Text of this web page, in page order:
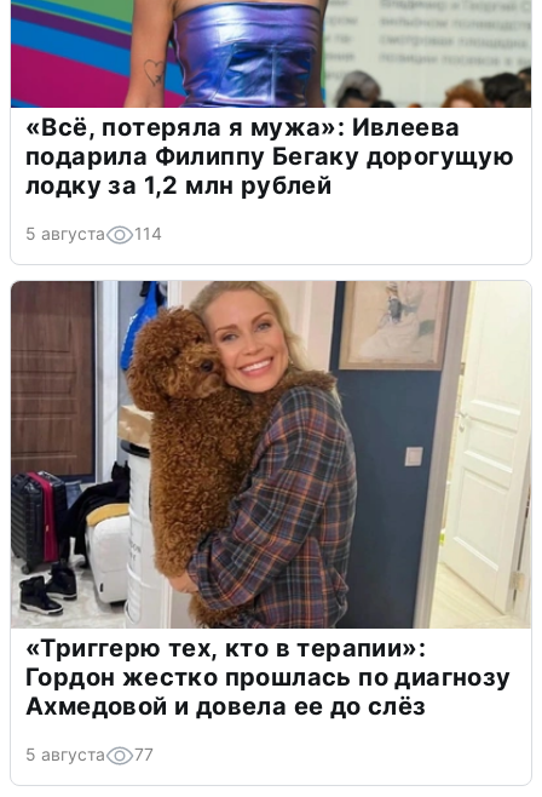
«Всё, потеряла я мужа»: Ивлеева
подарила Филиппу Бегаку дорогущую
лодку за 1,2 млн рублей
5 августа 114
«Триггерю тех, кто в терапии»:
Гордон жестко прошлась по диагнозу
Ахмедовой и довела ее до слёз
5 августа 77